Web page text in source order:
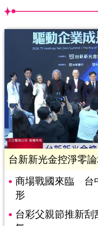
台新新光金控淨零
商場戰國來臨 台
形
台彩父親節推新刮